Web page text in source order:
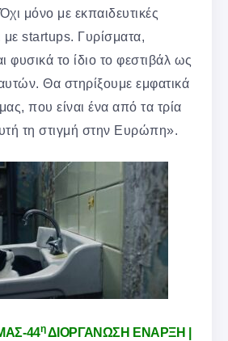
μόνο με εκπαιδευτικές
με startups. Γυρίσματα,
φυσικά το ίδιο το φεστιβάλ ως
Θα στηρίξουμε εμφατικά
που είναι ένα από τα τρία
τη στιγμή στην Ευρώπη».
44ηΔΙΟΡΓΑΝΩΣΗ ΕΝΑΡΞΗ |